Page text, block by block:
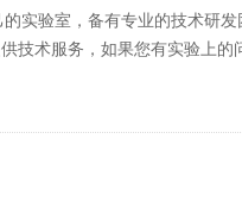
实验室，备有专业的技术研
技术服务，如果您有实验上